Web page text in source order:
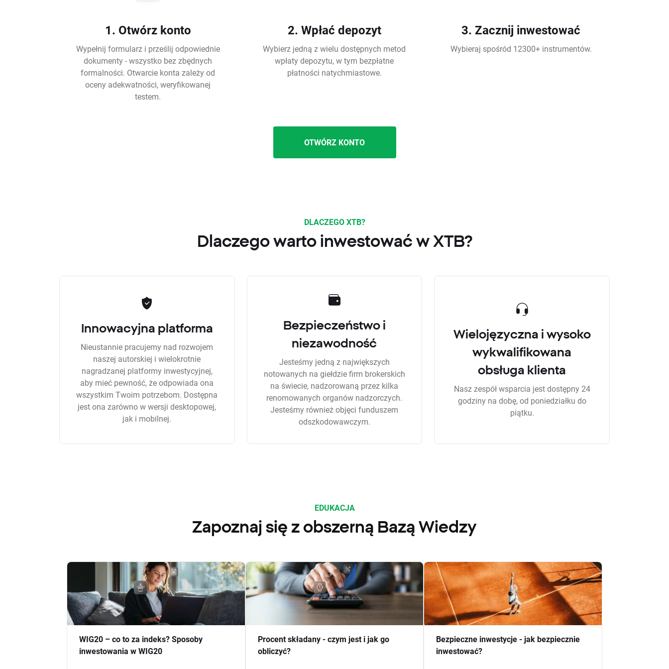
1. Otwórz konto
Wypełnij formularz i prześlij odpowiednie
dokumenty - wszystko bez zbędnych
formalności. Otwarcie konta zależy od
oceny adekwatności, weryfikowanej
testem.
2. Wpłać depozyt
Wybierz jedną z wielu dostępnych metod
wpłaty depozytu, w tym bezpłatne
płatności natychmiastowe.
3. Zacznij inwestować
Wybieraj spośród 12300+ instrumentów.
OTWÓRZ KONTO
DLACZEGO XTB?
Dlaczego warto inwestować w XTB?
Innowacyjna platforma
Nieustannie pracujemy nad rozwojem
naszej autorskiej i wielokrotnie
nagradzanej platformy inwestycyjnej,
aby mieć pewność, że odpowiada ona
wszystkim Twoim potrzebom. Dostępna
jest ona zarówno w wersji desktopowej,
jak i mobilnej.
Bezpieczeństwo i
niezawodność
Jesteśmy jedną z największych
notowanych na giełdzie firm brokerskich
na świecie, nadzorowaną przez kilka
renomowanych organów nadzorczych.
Jesteśmy również objęci funduszem
odszkodowawczym.
Wielojęzyczna i wysoko
wykwalifikowana
obsługa klienta
Nasz zespół wsparcia jest dostępny 24
godziny na dobę, od poniedziałku do
piątku.
EDUKACJA
Zapoznaj się z obszerną Bazą Wiedzy
WIG20 – co to za indeks? Sposoby
inwestowania w WIG20
Procent składany - czym jest i jak go
obliczyć?
Bezpieczne inwestycje - jak bezpiecznie
inwestować?